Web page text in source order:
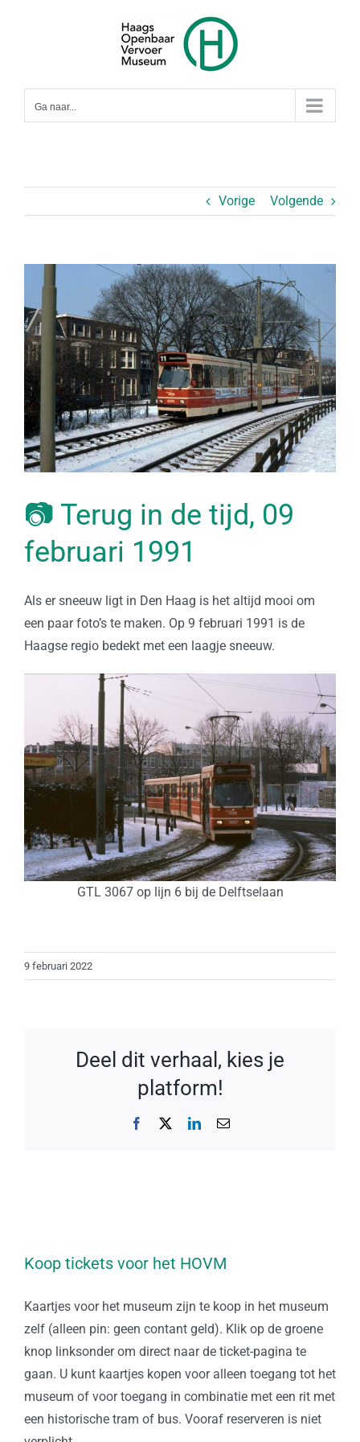
Ga naar...
Vorige Volgende
grotere
afbeelding
📷 Terug in de tijd, 09
februari 1991
Als er sneeuw ligt in Den Haag is het altijd mooi om
een paar foto’s te maken. Op 9 februari 1991 is de
Haagse regio bedekt met een laagje sneeuw.
GTL 3067 op lijn 6 bij de Delftselaan
9 februari 2022
Deel dit verhaal, kies je
platform!
Facebook LinkedIn
E-
Koop tickets voor het HOVM
Kaartjes voor het museum zijn te koop in het museum
zelf (alleen pin: geen contant geld). Klik op de groene
knop linksonder om direct naar de ticket-pagina te
gaan. U kunt kaartjes kopen voor alleen toegang tot het
museum of voor toegang in combinatie met een rit met
een historische tram of bus. Vooraf reserveren is niet